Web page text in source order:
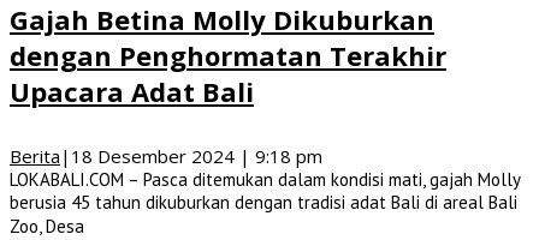
Gajah Betina Molly Dikuburkan
dengan Penghormatan Terakhir
Upacara Adat Bali
Berita | 18 Desember 2024 | 9:18 pm
LOKABALI.COM – Pasca ditemukan dalam kondisi mati, gajah Molly
berusia 45 tahun dikuburkan dengan tradisi adat Bali di areal Bali
Zoo, Desa